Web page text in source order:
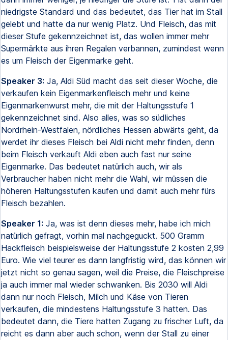
niedrigste Standard und das bedeutet, das Tier hat im Stall
gelebt und hatte da nur wenig Platz. Und Fleisch, das mit
dieser Stufe gekennzeichnet ist, das wollen immer mehr
Supermärkte aus ihren Regalen verbannen, zumindest wenn
es um Fleisch der Eigenmarke geht.
Speaker 3: Ja, Aldi Süd macht das seit dieser Woche, die
verkaufen kein Eigenmarkenfleisch mehr und keine
Eigenmarkenwurst mehr, die mit der Haltungsstufe 1
gekennzeichnet sind. Also alles, was so südliches
Nordrhein-Westfalen, nördliches Hessen abwärts geht, da
werdet ihr dieses Fleisch bei Aldi nicht mehr finden, denn
beim Fleisch verkauft Aldi eben auch fast nur seine
Eigenmarke. Das bedeutet natürlich auch, wir als
Verbraucher haben nicht mehr die Wahl, wir müssen die
höheren Haltungsstufen kaufen und damit auch mehr fürs
Fleisch bezahlen.
Speaker 1: Ja, was ist denn dieses mehr, habe ich mich
natürlich gefragt, vorhin mal nachgeguckt. 500 Gramm
Hackfleisch beispielsweise der Haltungsstufe 2 kosten 2,99
Euro. Wie viel teurer es dann langfristig wird, das können wir
jetzt nicht so genau sagen, weil die Preise, die Fleischpreise
ja auch immer mal wieder schwanken. Bis 2030 will Aldi
dann nur noch Fleisch, Milch und Käse von Tieren
verkaufen, die mindestens Haltungsstufe 3 hatten. Das
bedeutet dann, die Tiere hatten Zugang zu frischer Luft, da
reicht es dann aber auch schon, wenn der Stall zu einer